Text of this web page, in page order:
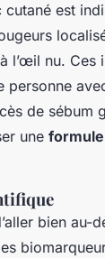
est
l’œil nu. Ces
de sébum
une
bien au-